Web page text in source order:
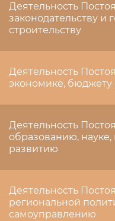
Деятельность
законодательству и
строительству
Деятельность
экономике,
Деятельность
образованию, науке,
развитию
Деятельность
региональной
самоуправлению